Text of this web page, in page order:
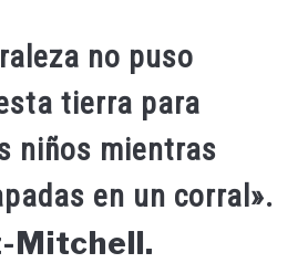
no puso
tierra para
niños mientras
en un corral».
Mitchell.